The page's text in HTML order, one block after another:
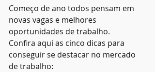
Começo de ano todos pensam em
novas vagas e melhores
oportunidades de trabalho.
Confira aqui as cinco dicas para
conseguir se destacar no mercado
de trabalho: